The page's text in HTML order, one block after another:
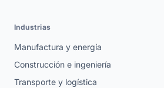
Industrias
Manufactura y energía
Construcción e ingeniería
Transporte y logística